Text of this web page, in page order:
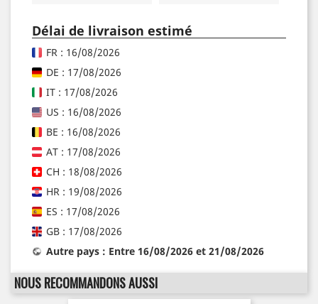
Délai de livraison estimé
FR : 16/08/2026
DE : 17/08/2026
IT : 17/08/2026
US : 16/08/2026
BE : 16/08/2026
AT : 17/08/2026
CH : 18/08/2026
HR : 19/08/2026
ES : 17/08/2026
GB : 17/08/2026
Autre pays : Entre 16/08/2026 et 21/08/2026
NOUS RECOMMANDONS AUSSI